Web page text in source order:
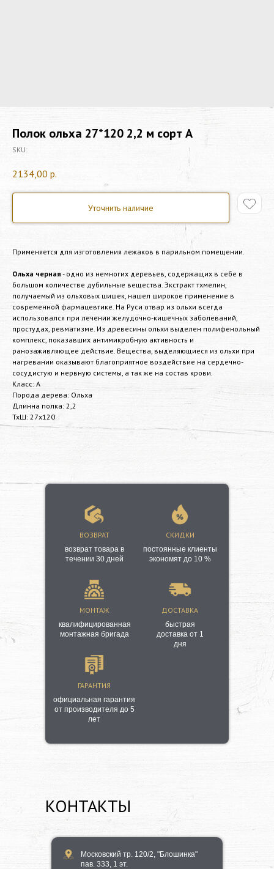
Полок ольха 27*120 2,2 м сорт А
SKU:
2134,00 р.
Уточнить наличие
Применяется для изготовления лежаков в парильном помещении.
Ольха черная - одно из немногих деревьев, содержащих в себе в
большом количестве дубильные вещества. Экстракт тхмелин,
получаемый из ольховых шишек, нашел широкое применение в
современной фармацевтике. На Руси отвар из ольхи всегда
использовался при лечении желудочно-кишечных заболеваний,
простудах, ревматизме. Из древесины ольхи выделен полифенольный
комплекс, показавших антимикробную активность и
ранозаживляющее действие. Вещества, выделяющиеся из ольхи при
нагревании оказывают благоприятное воздействие на сердечно-
сосудистую и нервную системы, а так же на состав крови.
Класс: А
Порода дерева: Ольха
Длинна полка: 2,2
ТхШ: 27х120
ВОЗВРАТ СКИДКИ
ГАРАНТИЯ
ДОСТАВКА
МОНТАЖ
возврат товара в
течении 30 дней
постоянные клиенты
экономят до 10 %
официальная гарантия
от производителя до 5
лет
быстрая
доставка от 1
дня
квалифицированная
монтажная бригада
Московский тр. 120/2, "Блошинка"
пав. 333, 1 эт.
КОНТАКТЫ